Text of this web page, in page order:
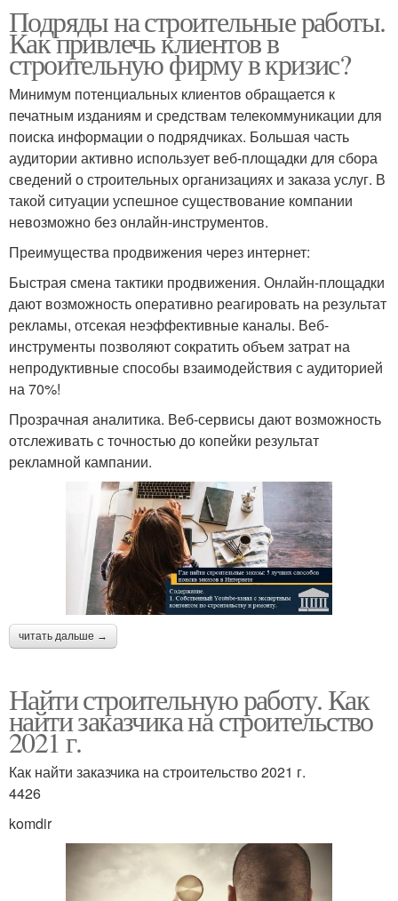
Подряды на строительные работы.
Как привлечь клиентов в
строительную фирму в кризис?
Минимум потенциальных клиентов обращается к
печатным изданиям и средствам телекоммуникации для
поиска информации о подрядчиках. Большая часть
аудитории активно использует веб-площадки для сбора
сведений о строительных организациях и заказа услуг. В
такой ситуации успешное существование компании
невозможно без онлайн-инструментов.
Преимущества продвижения через интернет:
Быстрая смена тактики продвижения. Онлайн-площадки
дают возможность оперативно реагировать на результат
рекламы, отсекая неэффективные каналы. Веб-
инструменты позволяют сократить объем затрат на
непродуктивные способы взаимодействия с аудиторией
на 70%!
Прозрачная аналитика. Веб-сервисы дают возможность
отслеживать с точностью до копейки результат
рекламной кампании.
читать дальше →
Найти строительную работу. Как
найти заказчика на строительство
2021 г.
Как найти заказчика на строительство 2021 г.
4426
komdir